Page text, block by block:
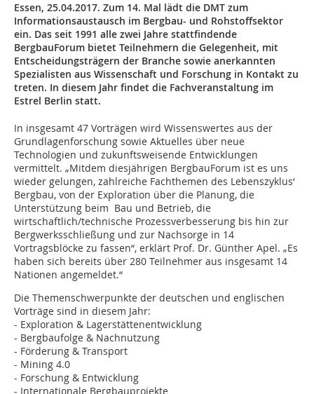
Essen, 25.04.2017. Zum 14. Mal lädt die DMT zum
Informationsaustausch im Bergbau- und Rohstoffsektor
ein. Das seit 1991 alle zwei Jahre stattfindende
BergbauForum bietet Teilnehmern die Gelegenheit, mit
Entscheidungsträgern der Branche sowie anerkannten
Spezialisten aus Wissenschaft und Forschung in Kontakt zu
treten. In diesem Jahr findet die Fachveranstaltung im
Estrel Berlin statt.
In insgesamt 47 Vorträgen wird Wissenswertes aus der
Grundlagenforschung sowie Aktuelles über neue
Technologien und zukunftsweisende Entwicklungen
vermittelt. „Mitdem diesjährigen BergbauForum ist es uns
wieder gelungen, zahlreiche Fachthemen des Lebenszyklus‘
Bergbau, von der Exploration über die Planung, die
Unterstützung beim Bau und Betrieb, die
wirtschaftlich/technische Prozessverbesserung bis hin zur
Bergwerksschließung und zur Nachsorge in 14
Vortragsblöcke zu fassen“, erklärt Prof. Dr. Günther Apel. „Es
haben sich bereits über 280 Teilnehmer aus insgesamt 14
Nationen angemeldet.“
Die Themenschwerpunkte der deutschen und englischen
Vorträge sind in diesem Jahr:
- Exploration & Lagerstättenentwicklung
- Bergbaufolge & Nachnutzung
- Förderung & Transport
- Mining 4.0
- Forschung & Entwicklung
- Internationale Bergbauprojekte